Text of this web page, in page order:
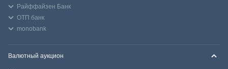
Райффайзен Банк
ОТП банк
monobank
Валютный аукцион